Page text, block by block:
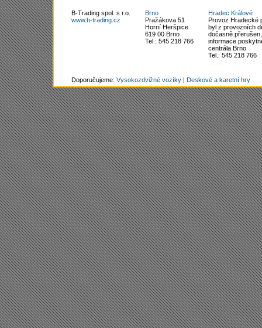
B-Trading spol. s r.o.
www.b-trading.cz
Brno
Pražákova 51
Horní Heršpice
619 00 Brno
Tel.: 545 218 766
Hradec Králové
Provoz Hradecké
byl z provozních
dočasně přerušen,
informace
centrála Brno
Tel.: 545 218 766
Doporučujeme: Vysokozdvižné vozíky | Deskové a karetní hry